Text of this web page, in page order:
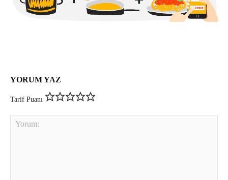
YORUM YAZ
Tarif Puanı